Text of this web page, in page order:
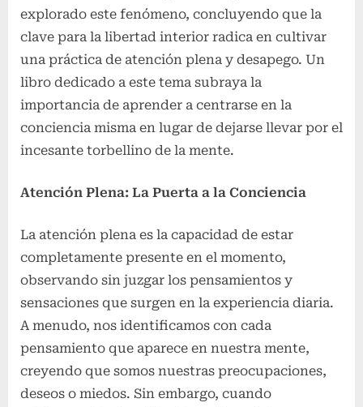
explorado este fenómeno, concluyendo que la
clave para la libertad interior radica en cultivar
una práctica de atención plena y desapego. Un
libro dedicado a este tema subraya la
importancia de aprender a centrarse en la
conciencia misma en lugar de dejarse llevar por el
incesante torbellino de la mente.
Atención Plena: La Puerta a la Conciencia
La atención plena es la capacidad de estar
completamente presente en el momento,
observando sin juzgar los pensamientos y
sensaciones que surgen en la experiencia diaria.
A menudo, nos identificamos con cada
pensamiento que aparece en nuestra mente,
creyendo que somos nuestras preocupaciones,
deseos o miedos. Sin embargo, cuando